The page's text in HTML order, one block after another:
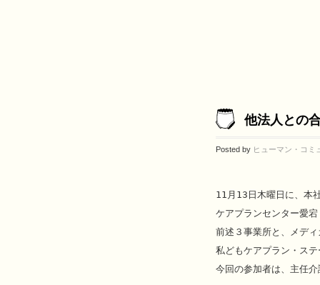
他法人との
Posted by ヒューマン・コミ
11月13日木曜日に、本
ケアプランセンター愛
前述３事業所と、メデ
私どもケアプラン・ス
今回の参加者は、主任